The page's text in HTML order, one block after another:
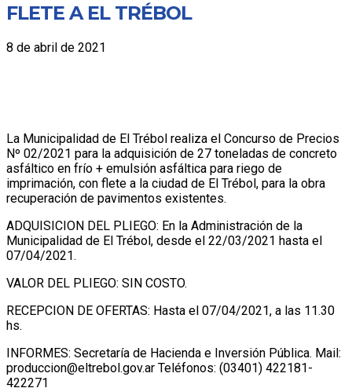
FLETE A EL TRÉBOL
8 de abril de 2021
La Municipalidad de El Trébol realiza el Concurso de Precios
Nº 02/2021 para la adquisición de 27 toneladas de concreto
asfáltico en frío + emulsión asfáltica para riego de
imprimación, con flete a la ciudad de El Trébol, para la obra
recuperación de pavimentos existentes.
ADQUISICION DEL PLIEGO: En la Administración de la
Municipalidad de El Trébol, desde el 22/03/2021 hasta el
07/04/2021.
VALOR DEL PLIEGO: SIN COSTO.
RECEPCION DE OFERTAS: Hasta el 07/04/2021, a las 11.30
hs.
INFORMES: Secretaría de Hacienda e Inversión Pública. Mail:
produccion@eltrebol.gov.ar Teléfonos: (03401) 422181-
422271